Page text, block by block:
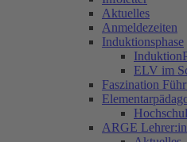
Aktuelles
Anmeldezeiten
Induktionsphase
ELV im
Faszination
ARGE